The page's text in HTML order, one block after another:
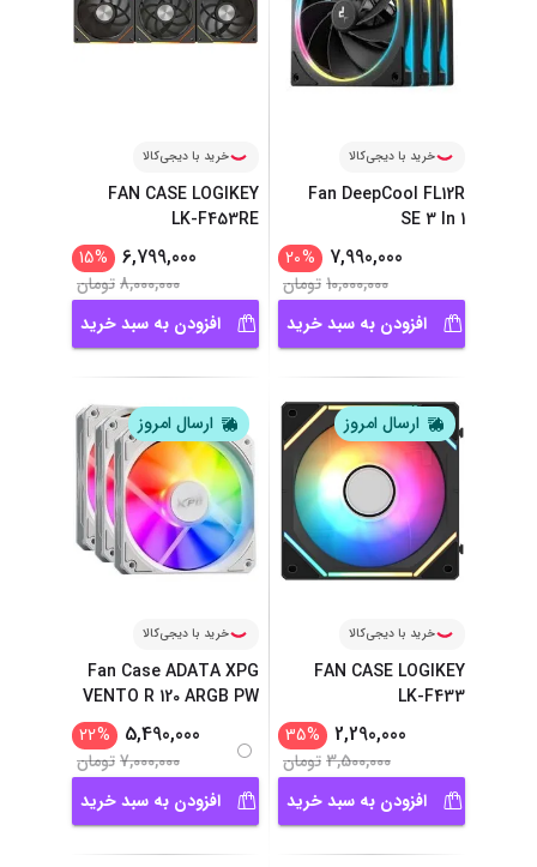
خرید با دیجی‌کالا
Fan DeepCool FL12R
SE 3 In 1
7,990,000
%
20
10,000,000تومان
افزودن به سبد خرید
خرید با دیجی‌کالا
FAN CASE LOGIKEY
LK-F453RE
6,799,000
%
15
8,000,000تومان
افزودن به سبد خرید
ارسال امروز
خرید با دیجی‌کالا
FAN CASE LOGIKEY
LK-F433
2,290,000
%
35
3,500,000تومان
افزودن به سبد خرید
ارسال امروز
خرید با دیجی‌کالا
Fan Case ADATA XPG
VENTO R 120 ARGB PW
5,490,000
%
22
7,000,000تومان
افزودن به سبد خرید